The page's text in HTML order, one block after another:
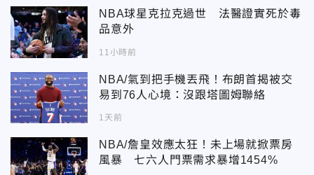
NBA球星克拉克過世 法醫證實死於毒
品意外
11小時前
NBA/氣到把手機丟飛！布朗首揭被交
易到76人心境：沒跟塔圖姆聯絡
1天前
NBA/詹皇效應太狂！未上場就掀票房
風暴 七六人門票需求暴增1454%